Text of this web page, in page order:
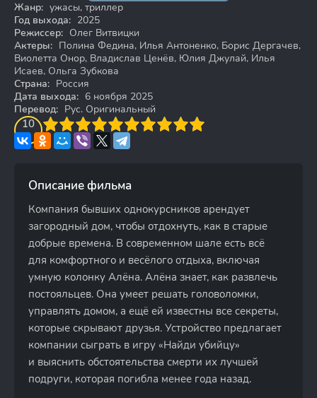
Жанр: ужасы, триллер
Год выхода: 2025
Режиссер: Олег Витвицки
Актеры: Полина Федина, Илья Антоненко, Борис Дергачев,
Виолетта Онор, Владислав Ценёв, Юлия Джулай, Илья
Исаев, Ольга Зубкова
Страна: Россия
Дата выхода: 6 ноября 2025
Перевод: Рус. Оригинальный
10
4 5 6 7 8 9 10
Описание фильма
Компания бывших однокурсников арендует
загородный дом, чтобы отдохнуть, как в старые
добрые времена. В современном шале есть всё
для комфортного и весёлого отдыха, включая
умную колонку Алёна. Алёна знает, как развлечь
постояльцев. Она умеет решать головоломки,
управлять домом, а ещё ей известны все секреты,
которые скрывают друзья. Устройство предлагает
компании сыграть в игру «Найди убийцу»
и выяснить обстоятельства смерти их лучшей
подруги, которая погибла менее года назад.